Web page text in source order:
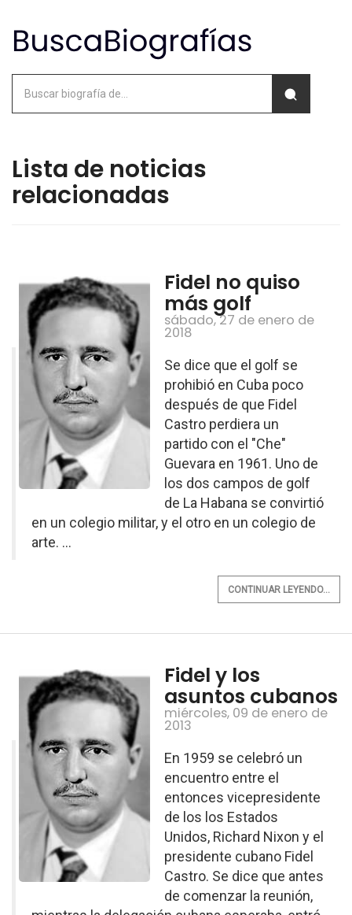
Lista de noticias
relacionadas
Fidel no quiso
más golf
sábado, 27 de enero de
2018
Se dice que el golf se
prohibió en Cuba poco
después de que Fidel
Castro perdiera un
partido con el "Che"
Guevara en 1961. Uno de
los dos campos de golf
de La Habana se convirtió
en un colegio militar, y el otro en un colegio de
arte. ...
CONTINUAR LEYENDO...
Fidel y los
asuntos cubanos
miércoles, 09 de enero de
2013
En 1959 se celebró un
encuentro entre el
entonces vicepresidente
de los los Estados
Unidos, Richard Nixon y el
presidente cubano Fidel
Castro. Se dice que antes
de comenzar la reunión,